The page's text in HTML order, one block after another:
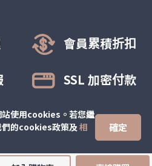
站使用cookies。若您繼
們的cookies政策及 相
確定
會員累積折扣
SSL 加密付款
緹絲彈性襪